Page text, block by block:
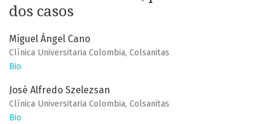
dos casos
Miguel Ángel Cano
Clínica Universitaria Colombia, Colsanitas
Bio
José Alfredo Szelezsan
Clínica Universitaria Colombia, Colsanitas
Bio